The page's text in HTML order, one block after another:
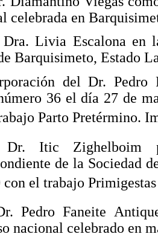
celebrada en
Livia Escalona en
Barquisimeto, Estado
del Dr. Pedro
36 el día 27 de
Parto Pretérmino.
Itic Zighelboim
de la Sociedad
el trabajo
Pedro Faneite
nacional celebrado en